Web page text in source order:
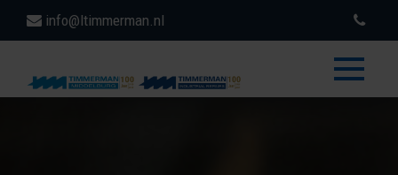
info@ltimmerman.nl
toggle